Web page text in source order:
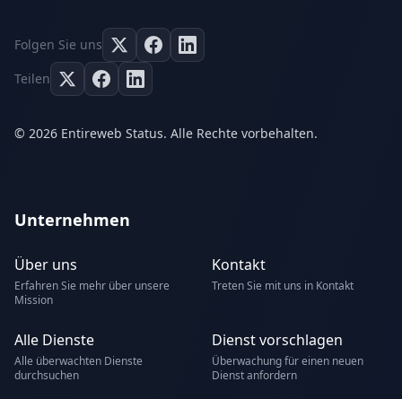
Folgen Sie uns
Teilen
© 2026 Entireweb Status. Alle Rechte vorbehalten.
Unternehmen
Über uns
Erfahren Sie mehr über unsere
Mission
Kontakt
Treten Sie mit uns in Kontakt
Alle Dienste
Alle überwachten Dienste
durchsuchen
Dienst vorschlagen
Überwachung für einen neuen
Dienst anfordern